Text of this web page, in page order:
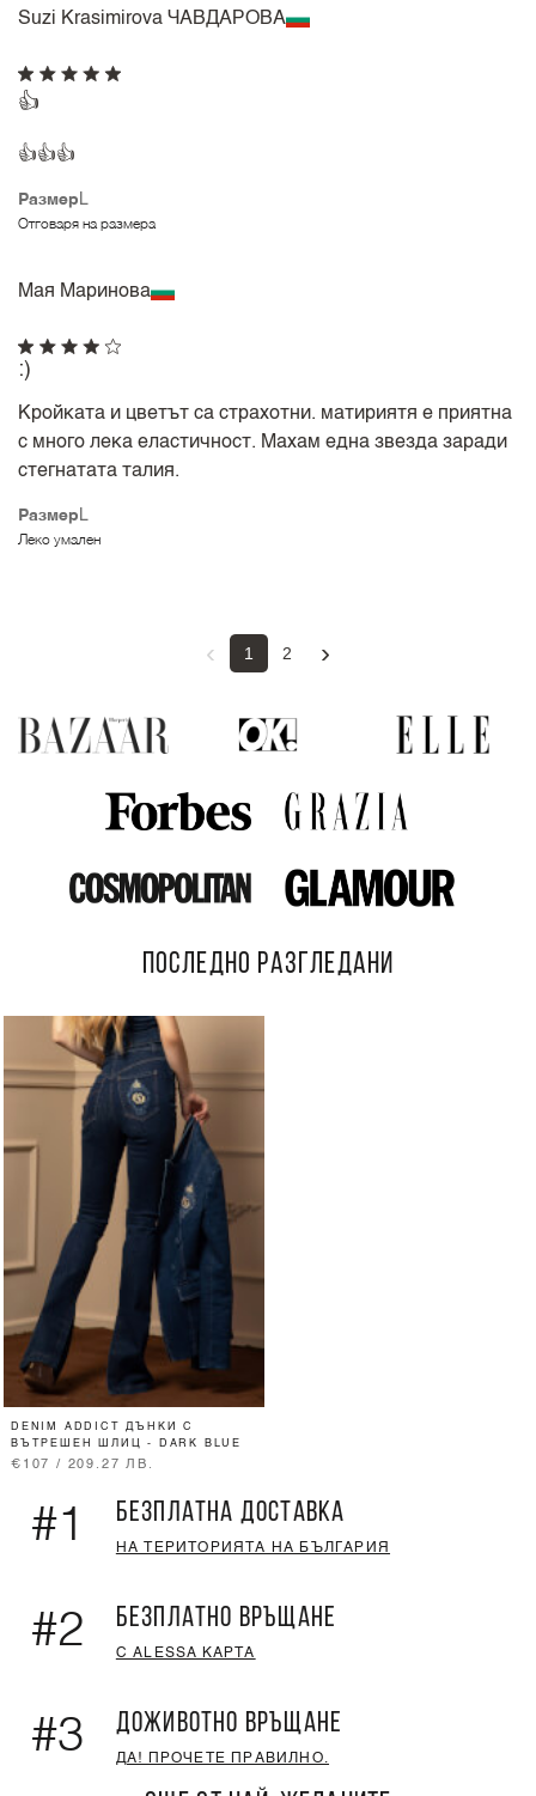
Suzi Krasimirova ЧАВДАРОВА
Размер L
Отговаря на размера
👍
👍👍👍
Мая Маринова
Размер L
Леко умален
:)
Кройката и цветът са страхотни. матириятя е приятна
с много лека еластичност. Махам една звезда заради
стегнатата талия.
‹ 1 2 ›
ПОСЛЕДНО РАЗГЛЕДАНИ
DENIM ADDICT ДЪНКИ С
ВЪТРЕШЕН ШЛИЦ - DARK BLUE
€107 / 209.27 ЛВ.
#1 БЕЗПЛАТНА ДОСТАВКА
НА ТЕРИТОРИЯТА НА БЪЛГАРИЯ
#2 БЕЗПЛАТНО ВРЪЩАНЕ
С ALESSA КАРТА
#3 ДОЖИВОТНО ВРЪЩАНЕ
ДА! ПРОЧЕТЕ ПРАВИЛНО.